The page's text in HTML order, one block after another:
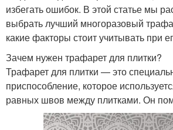
избегать ошибок. В этой статье мы
выбрать лучший многоразовый
какие факторы стоит учитывать при
Зачем нужен трафарет для плитки?
Трафарет для плитки — это
приспособление, которое
равных швов между плитками. Он